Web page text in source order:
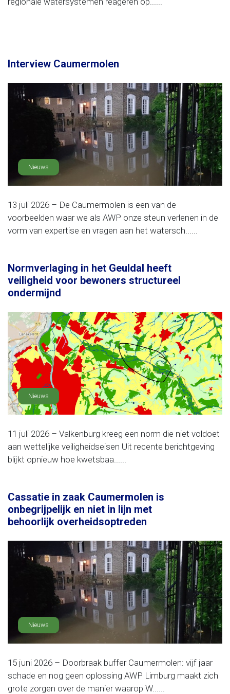
Interview Caumermolen
Nieuws
13 juli 2026 – De Caumermolen is een van de
voorbeelden waar we als AWP onze steun verlenen in de
vorm van expertise en vragen aan het watersch......
Normverlaging in het Geuldal heeft
veiligheid voor bewoners structureel
ondermijnd
Nieuws
11 juli 2026 – Valkenburg kreeg een norm die niet voldoet
aan wettelijke veiligheidseisen Uit recente berichtgeving
blijkt opnieuw hoe kwetsbaa......
Cassatie in zaak Caumermolen is
onbegrijpelijk en niet in lijn met
behoorlijk overheidsoptreden
Nieuws
15 juni 2026 – Doorbraak buffer Caumermolen: vijf jaar
schade en nog geen oplossing AWP Limburg maakt zich
grote zorgen over de manier waarop W......